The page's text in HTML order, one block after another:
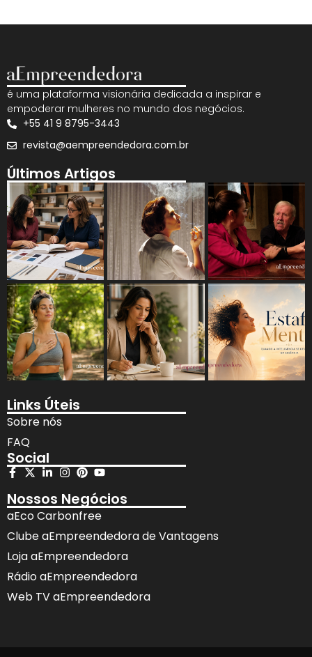
é uma plataforma visionária dedicada a inspirar e
empoderar mulheres no mundo dos negócios.
+55 41 9 8795-3443
revista@aempreendedora.com.br
Últimos Artigos
Links Úteis
Sobre nós
FAQ
Social
Nossos Negócios
aEco Carbonfree
Clube aEmpreendedora de Vantagens
Loja aEmpreendedora
Rádio aEmpreendedora
Web TV aEmpreendedora